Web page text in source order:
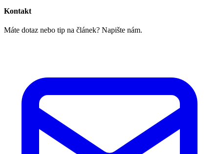
Kontakt
Máte dotaz nebo tip na článek? Napište nám.